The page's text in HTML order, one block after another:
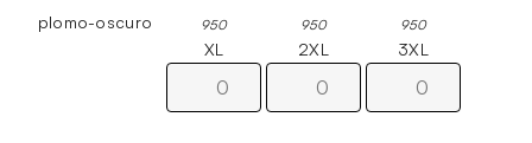
plomo-oscuro 950 950 950
XL 2XL 3XL